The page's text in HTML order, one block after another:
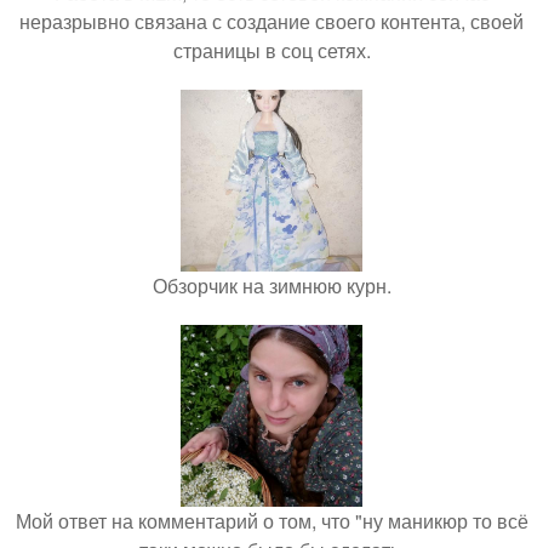
неразрывно связана с создание своего контента, своей
страницы в соц сетях.
Обзорчик на зимнюю курн.
Мой ответ на комментарий о том, что "ну маникюр то всё